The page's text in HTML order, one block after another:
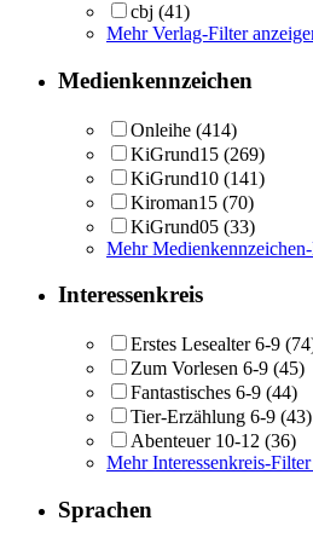
cbj (41)
Mehr Verlag-Filter
Medienkennzeichen
Onleihe (414)
KiGrund15 (269)
KiGrund10 (141)
Kiroman15 (70)
KiGrund05 (33)
Mehr
Interessenkreis
Erstes Lesealter 6-9
Zum Vorlesen 6-9 (45)
Fantastisches 6-9 (44)
Tier-Erzählung 6-9 (43)
Abenteuer 10-12 (36)
Mehr Interessenkreis-Filter
Sprachen